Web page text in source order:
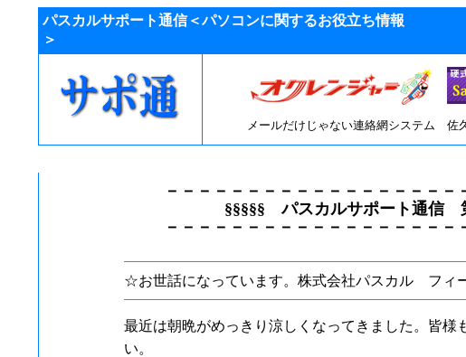
パスカルサポート通信＜パソコンに関するお役立ち情報
＞
メールだけじゃない連絡網システム 佐
－－－－－－－－－－－－－－－－－－
§§§§§ パスカルサポート通信
－－－－－－－－－－－－－－－－－－
☆お世話になっています。株式会社パスカル フィ
最近は朝晩がめっきり涼しくなってきました。皆様
い。